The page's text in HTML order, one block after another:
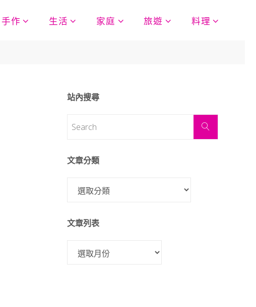
手作 生活 家庭 旅遊 料理
站內搜尋
文章分類
文章列表